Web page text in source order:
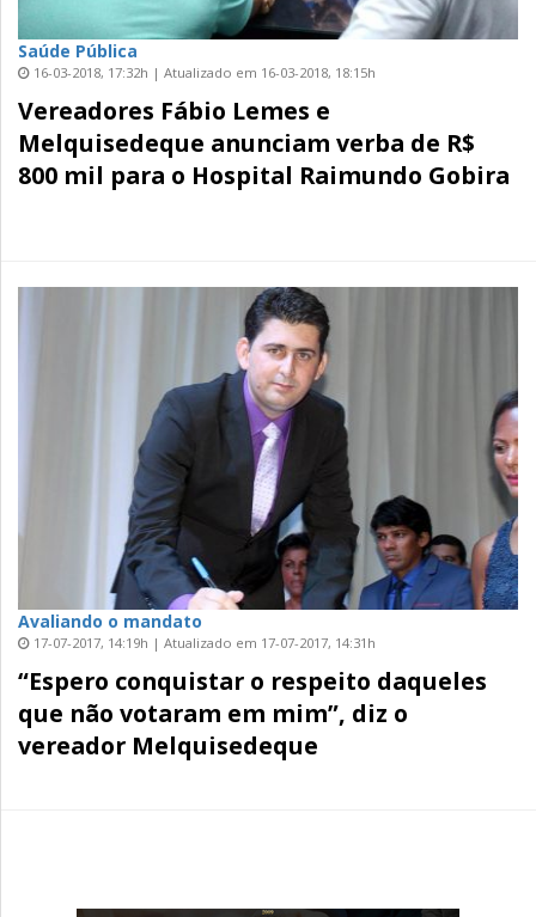
Saúde Pública
16-03-2018, 17:32h | Atualizado em 16-03-2018, 18:15h
Vereadores Fábio Lemes e
Melquisedeque anunciam verba de R$
800 mil para o Hospital Raimundo Gobira
Avaliando o mandato
17-07-2017, 14:19h | Atualizado em 17-07-2017, 14:31h
“Espero conquistar o respeito daqueles
que não votaram em mim”, diz o
vereador Melquisedeque